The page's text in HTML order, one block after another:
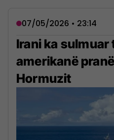
07/05/2026 • 23:14
Irani ka
amerikanë
Hormuzit